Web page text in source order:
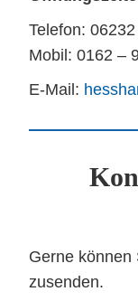
Telefon:
Mobil: 0162 –
E-Mail:
Gerne können
zusenden.